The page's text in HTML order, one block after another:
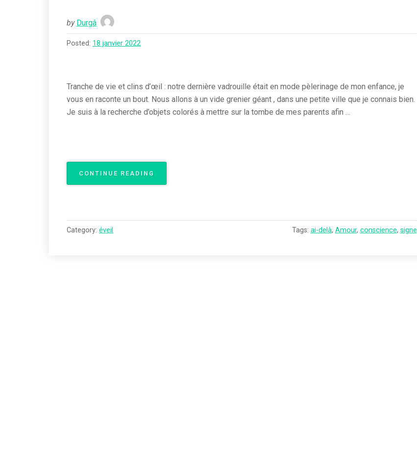
by Durgâ
Posted: 18 janvier 2022
Tranche de vie et clins d’œil : notre dernière vadrouille était en mode pèlerinage de mon enfance, je
vous en raconte un bout. Nous allons à un vide grenier géant , dans une petite ville que je connais bien.
Je suis à la recherche d’objets colorés à mettre sur la tombe de mes parents afin …
CONTINUE READING
DE
Category: éveil Tags: ai-delà, Amour, conscience, signe